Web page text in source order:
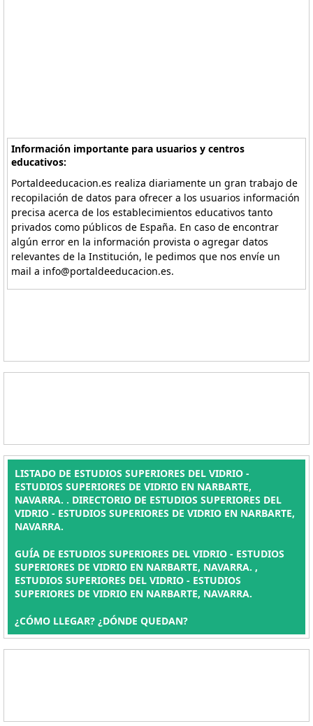
Información importante para usuarios y centros
educativos:
Portaldeeducacion.es realiza diariamente un gran trabajo de
recopilación de datos para ofrecer a los usuarios información
precisa acerca de los establecimientos educativos tanto
privados como públicos de España. En caso de encontrar
algún error en la información provista o agregar datos
relevantes de la Institución, le pedimos que nos envíe un
mail a info@portaldeeducacion.es.
LISTADO DE ESTUDIOS SUPERIORES DEL VIDRIO -
ESTUDIOS SUPERIORES DE VIDRIO EN NARBARTE,
NAVARRA. . DIRECTORIO DE ESTUDIOS SUPERIORES DEL
VIDRIO - ESTUDIOS SUPERIORES DE VIDRIO EN NARBARTE,
NAVARRA.
GUÍA DE ESTUDIOS SUPERIORES DEL VIDRIO - ESTUDIOS
SUPERIORES DE VIDRIO EN NARBARTE, NAVARRA. ,
ESTUDIOS SUPERIORES DEL VIDRIO - ESTUDIOS
SUPERIORES DE VIDRIO EN NARBARTE, NAVARRA.
¿CÓMO LLEGAR? ¿DÓNDE QUEDAN?